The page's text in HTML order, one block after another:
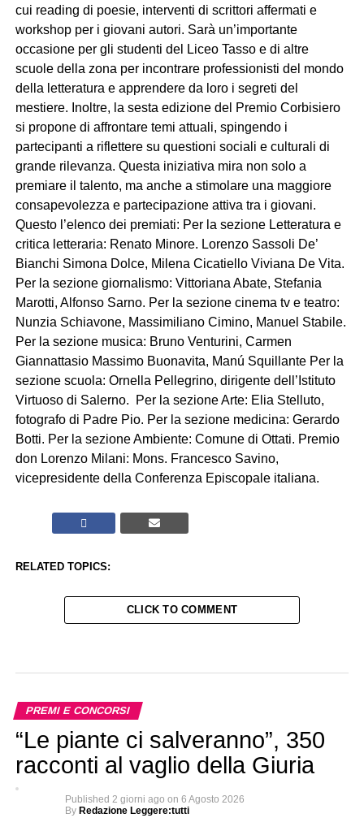
cui reading di poesie, interventi di scrittori affermati e
workshop per i giovani autori. Sarà un’importante
occasione per gli studenti del Liceo Tasso e di altre
scuole della zona per incontrare professionisti del mondo
della letteratura e apprendere da loro i segreti del
mestiere. Inoltre, la sesta edizione del Premio Corbisiero
si propone di affrontare temi attuali, spingendo i
partecipanti a riflettere su questioni sociali e culturali di
grande rilevanza. Questa iniziativa mira non solo a
premiare il talento, ma anche a stimolare una maggiore
consapevolezza e partecipazione attiva tra i giovani.
Questo l’elenco dei premiati: Per la sezione Letteratura e
critica letteraria: Renato Minore. Lorenzo Sassoli De’
Bianchi Simona Dolce, Milena Cicatiello Viviana De Vita.
Per la sezione giornalismo: Vittoriana Abate, Stefania
Marotti, Alfonso Sarno. Per la sezione cinema tv e teatro:
Nunzia Schiavone, Massimiliano Cimino, Manuel Stabile.
Per la sezione musica: Bruno Venturini, Carmen
Giannattasio Massimo Buonavita, Manú Squillante Per la
sezione scuola: Ornella Pellegrino, dirigente dell’Istituto
Virtuoso di Salerno. Per la sezione Arte: Elia Stelluto,
fotografo di Padre Pio. Per la sezione medicina: Gerardo
Botti. Per la sezione Ambiente: Comune di Ottati. Premio
don Lorenzo Milani: Mons. Francesco Savino,
vicepresidente della Conferenza Episcopale italiana.
RELATED TOPICS:
CLICK TO COMMENT
PREMI E CONCORSI
“Le piante ci salveranno”, 350
racconti al vaglio della Giuria
Published 2 giorni ago on 6 Agosto 2026
By Redazione Leggere:tutti